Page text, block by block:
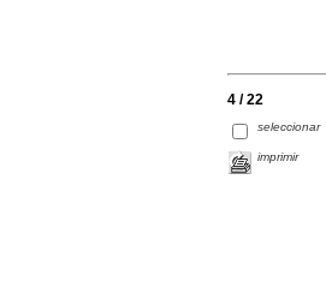
4 / 22
seleccionar
imprimir